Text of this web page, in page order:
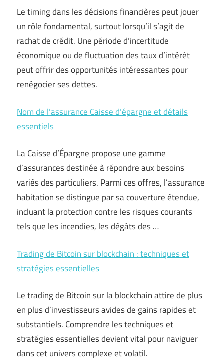
Le timing dans les décisions financières peut jouer
un rôle fondamental, surtout lorsqu’il s’agit de
rachat de crédit. Une période d’incertitude
économique ou de fluctuation des taux d’intérêt
peut offrir des opportunités intéressantes pour
renégocier ses dettes.
Nom de l’assurance Caisse d’épargne et détails
essentiels
La Caisse d’Épargne propose une gamme
d’assurances destinée à répondre aux besoins
variés des particuliers. Parmi ces offres, l’assurance
habitation se distingue par sa couverture étendue,
incluant la protection contre les risques courants
tels que les incendies, les dégâts des …
Trading de Bitcoin sur blockchain : techniques et
stratégies essentielles
Le trading de Bitcoin sur la blockchain attire de plus
en plus d’investisseurs avides de gains rapides et
substantiels. Comprendre les techniques et
stratégies essentielles devient vital pour naviguer
dans cet univers complexe et volatil.